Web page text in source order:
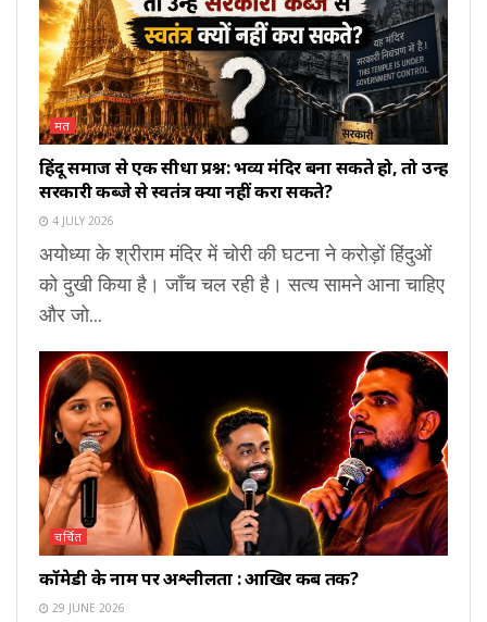
मत
हिंदू समाज से एक सीधा प्रश्न: भव्य मंदिर बना सकते हो, तो उन्हें
सरकारी कब्जे से स्वतंत्र क्यों नहीं करा सकते?
4 JULY 2026
अयोध्या के श्रीराम मंदिर में चोरी की घटना ने करोड़ों हिंदुओं
को दुखी किया है। जाँच चल रही है। सत्य सामने आना चाहिए
और जो...
चर्चित
कॉमेडी के नाम पर अश्लीलता : आखिर कब तक?
29 JUNE 2026